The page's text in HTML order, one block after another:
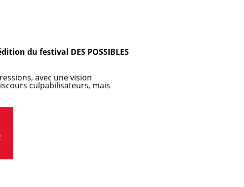
du festival DES POSSIBLES
avec une vision
culpabilisateurs, mais